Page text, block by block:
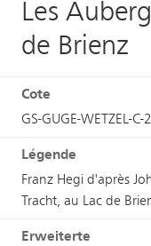
Les
de Brienz
Cote
GS-GUGE-WETZEL-C-2
Légende
Franz Hegi d'après
Tracht, au Lac de
Erweiterte